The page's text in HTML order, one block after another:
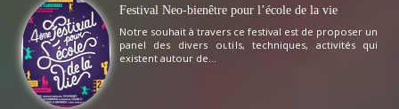
Festival Neo-bienêtre pour l’école de la vie
Notre souhait à travers ce festival est de proposer un
panel des divers outils, techniques, activités qui
existent autour de...